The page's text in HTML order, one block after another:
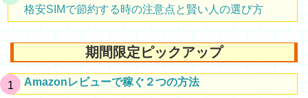
格安SIMで節約する時の注意点と賢い人の選び方
期間限定ピックアップ
Amazonレビューで稼ぐ２つの方法